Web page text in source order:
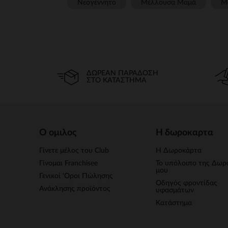
ΔΩΡΕΆΝ ΠΑΡΆΔΟΣΗ
ΣΤΟ ΚΑΤΆΣΤΗΜΑ
Ο ομιλος
Γίνετε μέλος του Club
Γίνομαι Franchisee
Γενικοί 'Οροι Πώλησης
Ανάκλησης προϊόντος
Η δωροκαρτα
Η Δωροκάρτα
Το υπόλοιπο της
μου
Οδηγός φροντίδας
υφασμάτων
Κατάστημα